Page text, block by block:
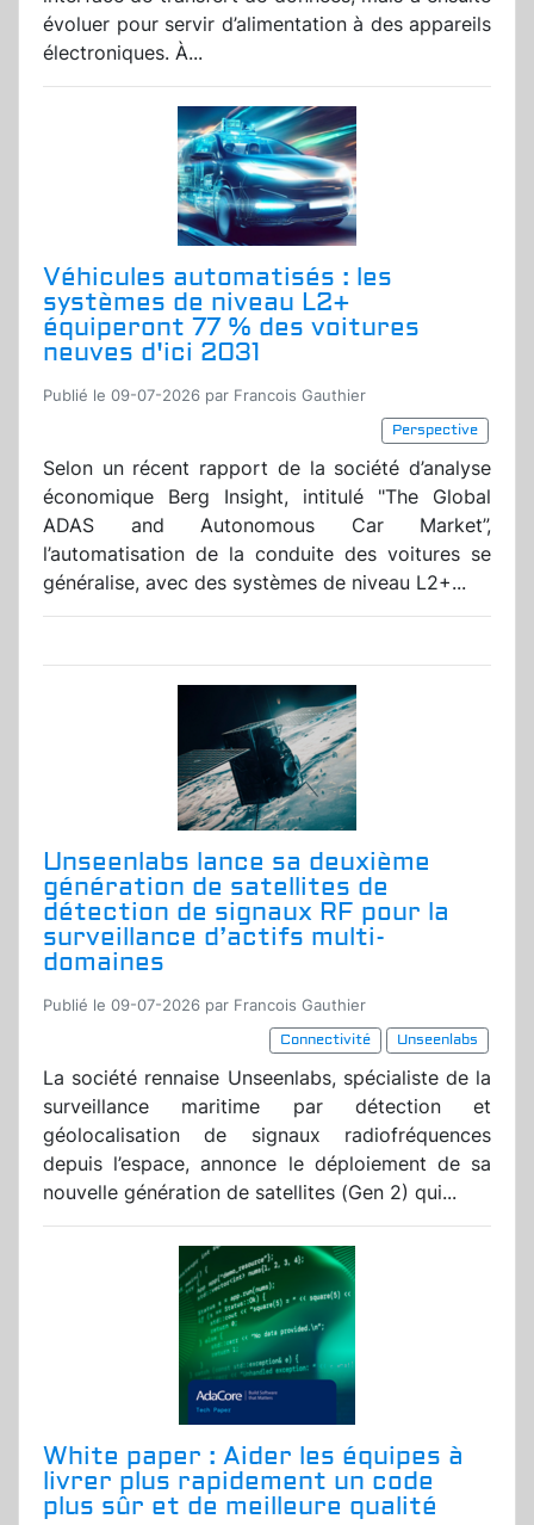
évoluer pour servir d’alimentation à des appareils
électroniques. À...
Véhicules automatisés : les
systèmes de niveau L2+
équiperont 77 % des voitures
neuves d'ici 2031
Publié le 09-07-2026 par Francois Gauthier
Perspective
Selon un récent rapport de la société d’analyse
économique Berg Insight, intitulé "The Global
ADAS and Autonomous Car Market”,
l’automatisation de la conduite des voitures se
généralise, avec des systèmes de niveau L2+...
Unseenlabs lance sa deuxième
génération de satellites de
détection de signaux RF pour la
surveillance d’actifs multi-
domaines
Publié le 09-07-2026 par Francois Gauthier
Connectivité
Unseenlabs
La société rennaise Unseenlabs, spécialiste de la
surveillance maritime par détection et
géolocalisation de signaux radiofréquences
depuis l’espace, annonce le déploiement de sa
nouvelle génération de satellites (Gen 2) qui...
White paper : Aider les équipes à
livrer plus rapidement un code
plus sûr et de meilleure qualité